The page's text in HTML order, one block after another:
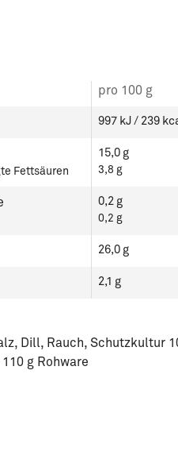
pro 100 g
997 kJ / 239
Fettsäuren
15,0 g
3,8 g
0,2 g
0,2 g
26,0 g
2,1 g
Dill, Rauch, Schutzkultur
g Rohware